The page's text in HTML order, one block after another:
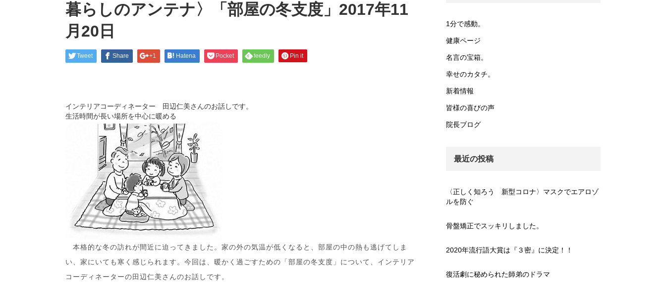
暮らしのアンテナ〉「部屋の冬支度」2017年11
月20日
Tweet Share +1 Hatena Pocket feedly Pin it
インテリアコーディネーター 田辺仁美さんのお話しです。
生活時間が長い場所を中心に暖める
本格的な冬の訪れが間近に迫ってきました。家の外の気温が低くなると、部屋の中の熱も逃げてしま
い、家にいても寒く感じられます。今回は、暖かく過ごすための「部屋の冬支度」について、インテリア
コーディネーターの田辺仁美さんのお話しです。
1分で感動。
健康ページ
名言の宝箱。
幸せのカタチ。
新着情報
皆様の喜びの声
院長ブログ
最近の投稿
〈正しく知ろう 新型コロナ〉マスクでエアロゾ
ルを防ぐ
骨盤矯正でスッキリしました。
2020年流行語大賞は『３密』に決定！！
復活劇に秘められた師弟のドラマ